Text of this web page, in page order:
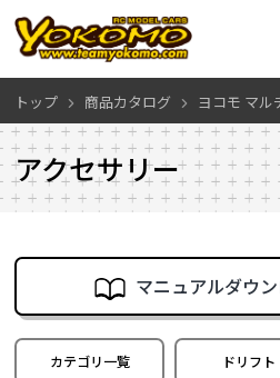
トップ 商品カタログ ヨコモ マル
アクセサリー
マニュアルダウ
カテゴリ一覧 ドリフト